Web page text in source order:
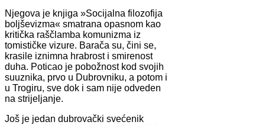
Njegova je knjiga »Socijalna filozofija
boljševizma« smatrana opasnom kao
kritička raščlamba komunizma iz
tomističke vizure. Barača su, čini se,
krasile iznimna hrabrost i smirenost
duha. Poticao je pobožnost kod svojih
suuznika, prvo u Dubrovniku, a potom i
u Trogiru, sve dok i sam nije odveden
na strijeljanje.
Još je jedan dubrovački svećenik